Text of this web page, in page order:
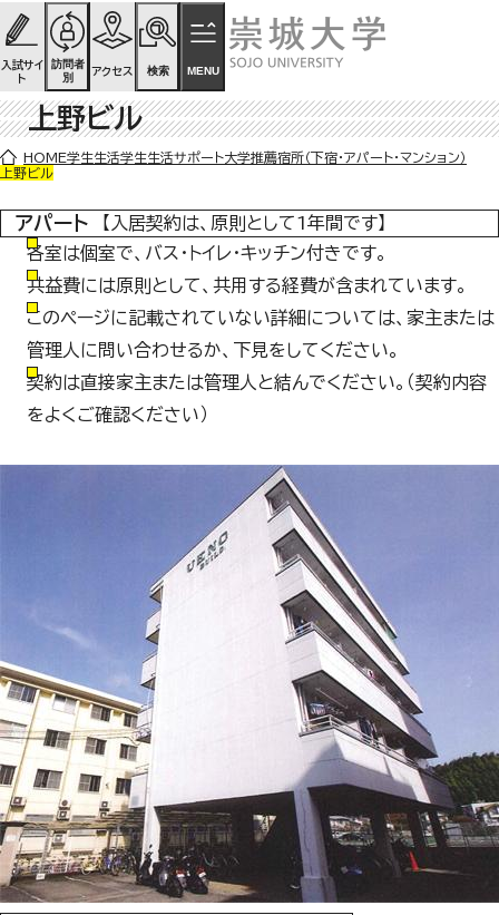
ページの先頭です
ページ内を移動するためのリンク
本文(c)へ
入試サイ
ト
訪問者
別
アクセス 検索 MENU
ここから本文です。
上野ビル
HOME学生生活学生生活サポート大学推薦宿所（下宿・アパート・マンション）
上野ビル
アパート
【入居契約は、原則として1年間です】
各室は個室で、バス・トイレ・キッチン付きです。
共益費には原則として、共用する経費が含まれています。
このページに記載されていない詳細については、家主または
管理人に問い合わせるか、下見をしてください。
契約は直接家主または管理人と結んでください。（契約内容
をよくご確認ください）